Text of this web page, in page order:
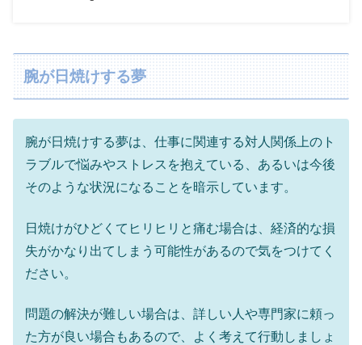
腕が日焼けする夢
腕が日焼けする夢は、仕事に関連する対人関係上のト
ラブルで悩みやストレスを抱えている、あるいは今後
そのような状況になることを暗示しています。
日焼けがひどくてヒリヒリと痛む場合は、経済的な損
失がかなり出てしまう可能性があるので気をつけてく
ださい。
問題の解決が難しい場合は、詳しい人や専門家に頼っ
た方が良い場合もあるので、よく考えて行動しましょ